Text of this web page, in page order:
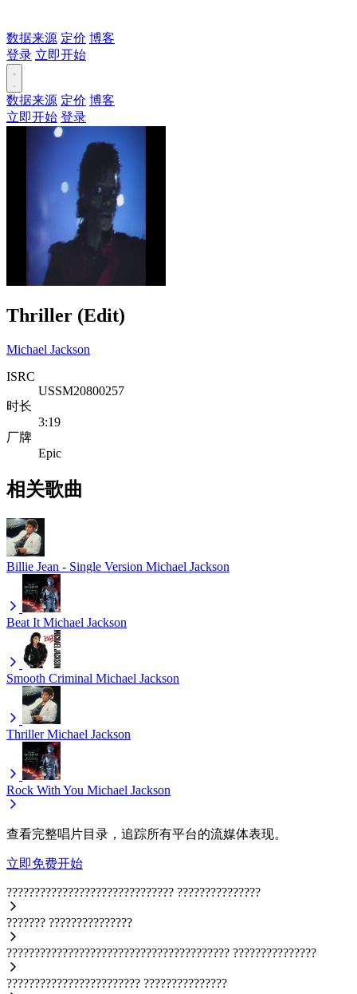
数据来源 定价 博客
登录 立即开始
数据来源 定价 博客
立即开始 登录
Thriller (Edit)
Michael Jackson
ISRC
USSM20800257
时长
3:19
厂牌
Epic
相关歌曲
Billie Jean - Single Version Michael Jackson
Beat It Michael Jackson
Smooth Criminal Michael Jackson
Thriller Michael Jackson
Rock With You Michael Jackson
查看完整唱片目录，追踪所有平台的流媒体表现。
立即免费开始
?????????????????????????????? ???????????????
??????? ???????????????
???????????????????????????????????????? ???????????????
???????????????????????? ???????????????